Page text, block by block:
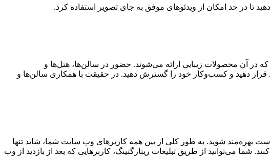
تا در حد امکان از ویدئو‌های موفق به جای تصویر استفاده کرد.
در آن محصولات زیبایی ارائه می‌شوند. حضور در سالن‌ها، هتل‌ها و
قرار دهید و کسب‌و‌کار خود را گسترش دهید. در حقیقت با همکاری سالن‌ها و
است بهره‌مند شوید. به طور کلی از بین همه کاربرهای وب سایت شما، شاید تنها
می‌توانید از طریق تبلیغات ریتارگتینگ، کاربرهایی که بعد از بازدید از وب